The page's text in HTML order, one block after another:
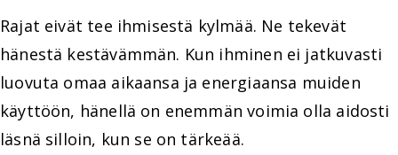
Rajat eivät tee ihmisestä kylmää. Ne tekevät
hänestä kestävämmän. Kun ihminen ei jatkuvasti
luovuta omaa aikaansa ja energiaansa muiden
käyttöön, hänellä on enemmän voimia olla aidosti
läsnä silloin, kun se on tärkeää.